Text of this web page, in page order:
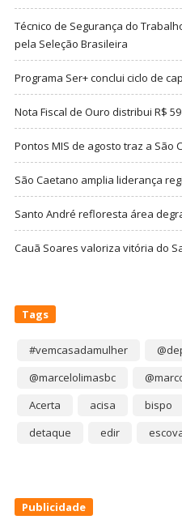
Técnico de Segurança do
pela Seleção Brasileira
Programa Ser+ conclui ciclo de
Nota Fiscal de Ouro distribui R$
Pontos MIS de agosto traz a São
São Caetano amplia liderança
Santo André refloresta área
Cauã Soares valoriza vitória do
Tags
#vemcasadamulher
@marcelolimasbc
Acerta
acisa bispo
detaque
edir
Publicidade